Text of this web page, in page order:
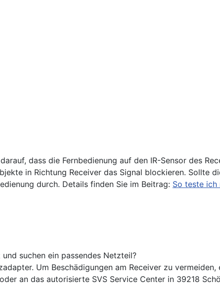
dass die Fernbedienung auf den IR-Sensor des
in Richtung Receiver das Signal blockieren. Sollte
durch. Details finden Sie im Beitrag: So teste ich
suchen ein passendes Netzteil?
Um Beschädigungen am Receiver zu
an das autorisierte SVS Service Center in 39218